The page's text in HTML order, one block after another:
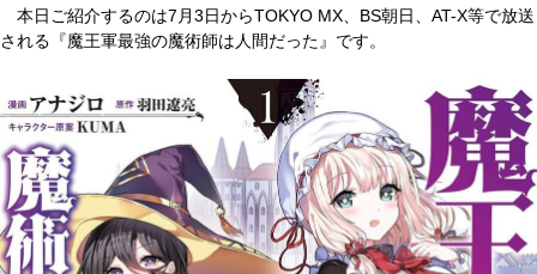
本日ご紹介するのは7月3日からTOKYO MX、BS朝日、AT-X等で放送
される『魔王軍最強の魔術師は人間だった』です。